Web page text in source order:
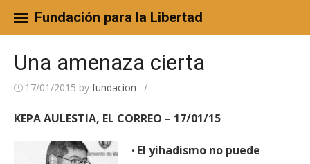
content
Fundación para la Libertad
Una amenaza cierta
17/01/2015 by fundacion /
KEPA AULESTIA, EL CORREO – 17/01/15
· El yihadismo no puede